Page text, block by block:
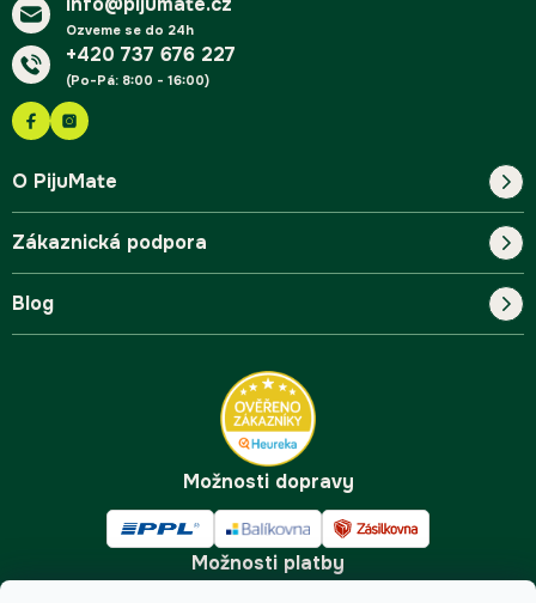
Ozveme se do 24h
+420 737 676 227
(Po-Pá: 8:00 - 16:00)
O PijuMate
Náš příběh
Zákaznická podpora
Kontakt
Blog
Možnosti dopravy
Možnosti platby